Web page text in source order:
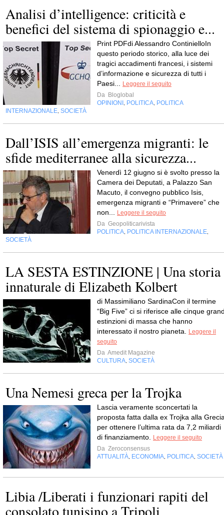
Analisi d’intelligence: criticità e
benefici del sistema di spionaggio e...
Print PDFdi Alessandro ContinielloIn
questo periodo storico, alla luce dei
tragici accadimenti francesi, i sistemi
d’informazione e sicurezza di tutti i
Paesi...
Leggere il seguito
Da Bloglobal
OPINIONI
POLITICA POLITICA
INTERNAZIONALE SOCIETÀ
Dall’ISIS all’emergenza migranti: le
sfide mediterranee alla sicurezza...
Venerdì 12 giugno si è svolto presso la
Camera dei Deputati, a Palazzo San
Macuto, il convegno pubblico Isis,
emergenza migranti e “Primavere” che
non...
Leggere il seguito
Da Geopoliticarivista
POLITICA POLITICA INTERNAZIONALE
SOCIETÀ
LA SESTA ESTINZIONE | Una storia
innaturale di Elizabeth Kolbert
di Massimiliano SardinaCon il termine
“Big Five” ci si riferisce alle cinque
estinzioni di massa che hanno
interessato il nostro pianeta.
Leggere il
seguito
Da Amedit Magazine
CULTURA SOCIETÀ
Una Nemesi greca per la Trojka
Lascia veramente sconcertati la
proposta fatta dalla ex Trojka alla
per ottenere l’ultima rata da 7,2 miliardi
di finanziamento.
Leggere il seguito
Da Zeroconsensus
ATTUALITÀ ECONOMIA POLITICA SOCIETÀ
Libia /Liberati i funzionari rapiti del
consolato tunisino a Tripoli